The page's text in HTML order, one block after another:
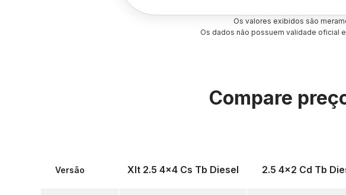
Os valores exibidos são
Os dados não possuem validade oficial
Compare
Versão Xlt 2.5 4x4 Cs Tb Diesel 2.5 4x2 Cd Tb